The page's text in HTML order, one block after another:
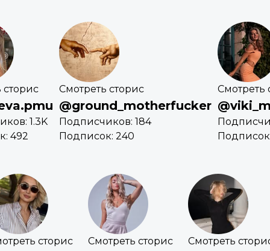
сторис
1.3K
492
Смотреть сторис
@ground_motherfucker
Подписчиков: 184
Подписок: 240
Смотреть
сторис Смотреть сторис Смотреть